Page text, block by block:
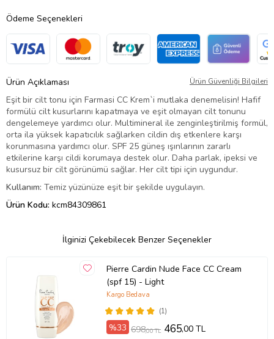
Ödeme Seçenekleri
Ürün Açıklaması Ürün Güvenliği Bilgileri
Eşit bir cilt tonu için Farmasi CC Krem`i mutlaka denemelisin! Hafif
formülü cilt kusurlarını kapatmaya ve eşit olmayan cilt tonunu
dengelemeye yardımcı olur. Multimineral ile zenginleştirilmiş formül,
orta ila yüksek kapatıcılık sağlarken cildin dış etkenlere karşı
korunmasına yardımcı olur. SPF 25 güneş ışınlarının zararlı
etkilerine karşı cildi korumaya destek olur. Daha parlak, ipeksi ve
kusursuz bir cilt görünümü sağlar. Her cilt tipi için uygundur.
Kullanım: Temiz yüzünüze eşit bir şekilde uygulayın.
Ürün Kodu: kcm84309861
İlginizi Çekebilecek Benzer Seçenekler
Pierre Cardin Nude Face CC Cream
(spf 15) - Light
(1)
Kargo Bedava
%33 698,00 TL 465,00 TL